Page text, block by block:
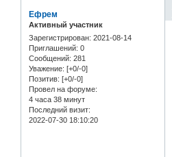
Ефрем
Активный участник
Зарегистрирован: 2021-08-14
Приглашений: 0
Сообщений: 281
Уважение: [+0/-0]
Позитив: [+0/-0]
Провел на форуме:
4 часа 38 минут
Последний визит:
2022-07-30 18:10:20